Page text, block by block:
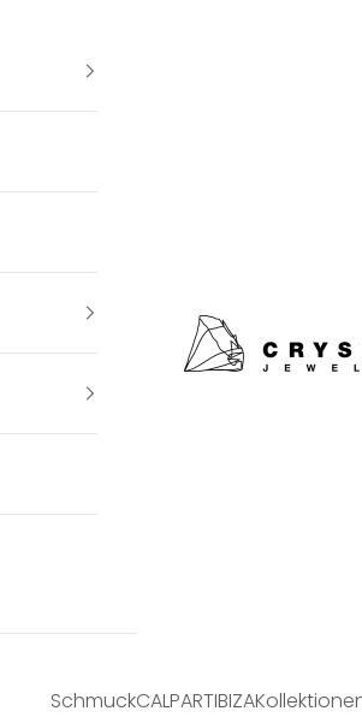
crystalpjewelry
SchmuckCALPARTIBIZA